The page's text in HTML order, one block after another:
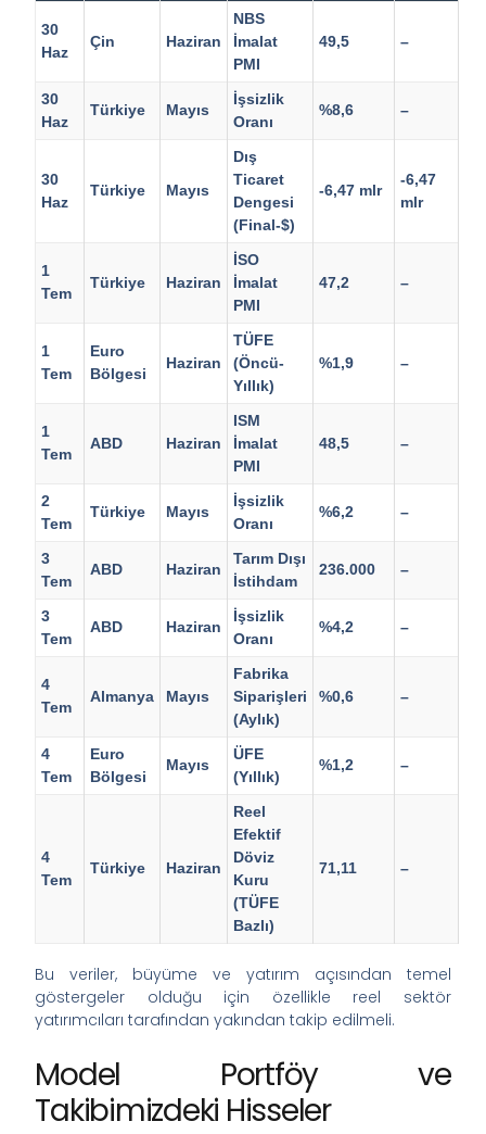
30
Haz
Çin Haziran
NBS
İmalat
PMI
49,5 –
30
Haz
Türkiye Mayıs
İşsizlik
Oranı
%8,6 –
30
Haz
Türkiye Mayıs
Dış
Ticaret
Dengesi
(Final-$)
-6,47 mlr
-6,47
mlr
1
Tem
Türkiye Haziran
İSO
İmalat
PMI
47,2 –
1
Tem
Euro
Bölgesi
Haziran
TÜFE
(Öncü-
Yıllık)
%1,9 –
1
Tem
ABD Haziran
ISM
İmalat
PMI
48,5 –
2
Tem
Türkiye Mayıs
İşsizlik
Oranı
%6,2 –
3
Tem
ABD Haziran
Tarım Dışı
İstihdam
236.000 –
3
Tem
ABD Haziran
İşsizlik
Oranı
%4,2 –
4
Tem
Almanya Mayıs
Fabrika
Siparişleri
(Aylık)
%0,6 –
4
Tem
Euro
Bölgesi
Mayıs
ÜFE
(Yıllık)
%1,2 –
4
Tem
Türkiye Haziran
Reel
Efektif
Döviz
Kuru
(TÜFE
Bazlı)
71,11 –
Bu veriler, büyüme ve yatırım açısından temel
göstergeler olduğu için özellikle reel sektör
yatırımcıları tarafından yakından takip edilmeli.
Model Portföy ve
Takibimizdeki Hisseler